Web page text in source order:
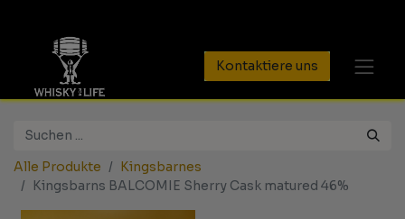
Kontaktiere uns
Alle Produkte
Kingsbarnes
Kingsbarns BALCOMIE Sherry Cask matured 46%